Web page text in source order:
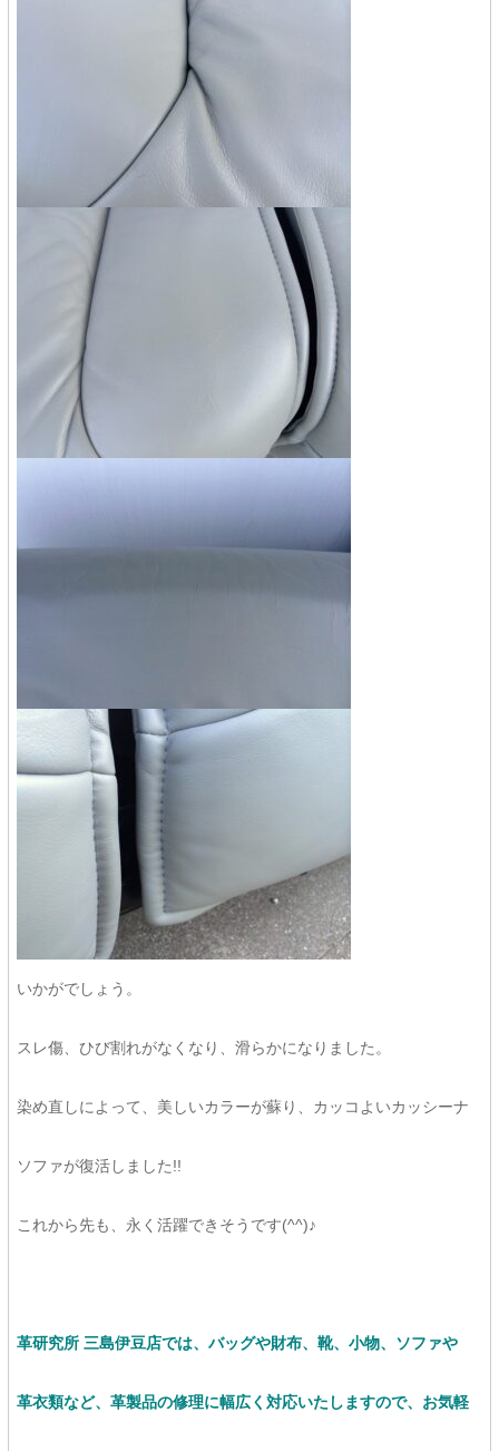
いかがでしょう。
スレ傷、ひび割れがなくなり、滑らかになりました。
染め直しによって、美しいカラーが蘇り、カッコよいカッシーナ
ソファが復活しました!!
これから先も、永く活躍できそうです(^^)♪
革研究所 三島伊豆店では、バッグや財布、靴、小物、ソファや
革衣類など、革製品の修理に幅広く対応いたしますので、お気軽